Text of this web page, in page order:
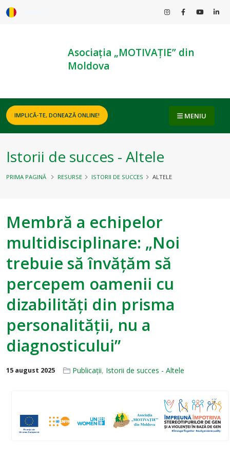
Asociația „MOTIVAȚIE” din
Moldova
IMPLICĂ-TE, DONEAZĂ ONLINE! MENIU
Istorii de succes - Altele
PRIMA PAGINĂ RESURSE ISTORII DE SUCCES ALTELE
Membră a echipelor
multidisciplinare: „Noi
trebuie să învățăm să
percepem oamenii cu
dizabilități din prisma
personalității, nu a
diagnosticului”
15 august 2025 Publicații, Istorii de succes - Altele